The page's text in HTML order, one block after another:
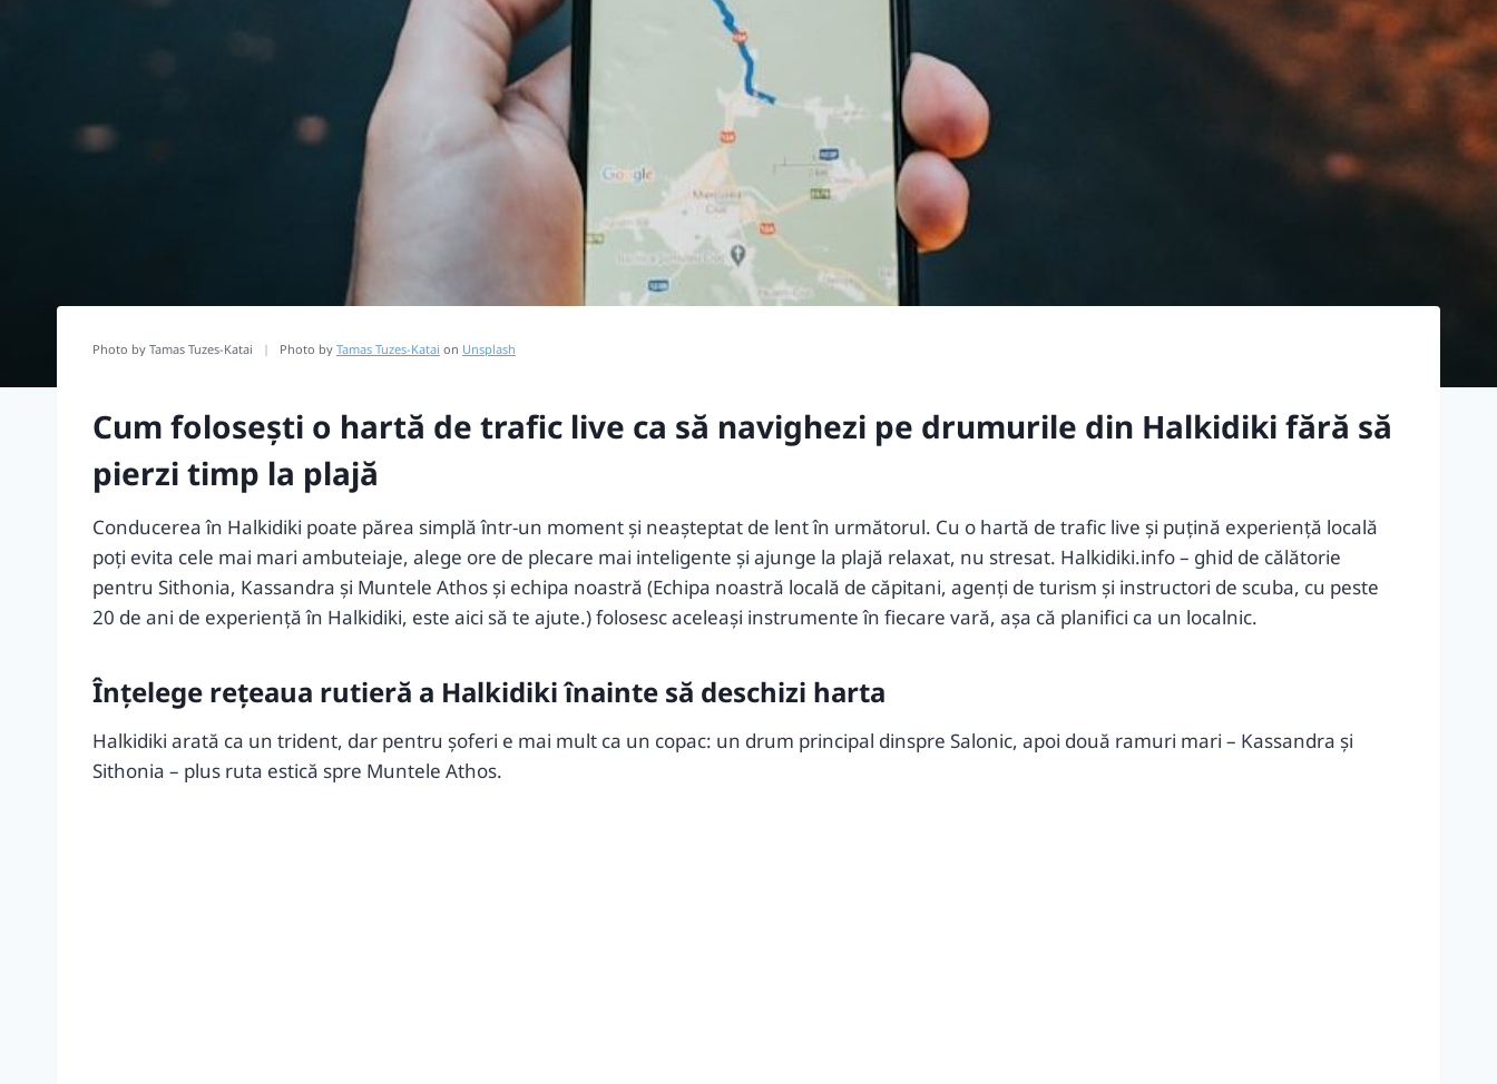
Photo by Tamas Tuzes-Katai | Photo by Tamas Tuzes-Katai on Unsplash
Cum folosești o hartă de trafic live ca să navighezi pe drumurile din Halkidiki fără să
pierzi timp la plajă
Conducerea în Halkidiki poate părea simplă într-un moment și neașteptat de lent în următorul. Cu o hartă de trafic live și puțină experiență locală
poți evita cele mai mari ambuteiaje, alege ore de plecare mai inteligente și ajunge la plajă relaxat, nu stresat. Halkidiki.info – ghid de călătorie
pentru Sithonia, Kassandra și Muntele Athos și echipa noastră (Echipa noastră locală de căpitani, agenți de turism și instructori de scuba, cu peste
20 de ani de experiență în Halkidiki, este aici să te ajute.) folosesc aceleași instrumente în fiecare vară, așa că planifici ca un localnic.
Înțelege rețeaua rutieră a Halkidiki înainte să deschizi harta
Halkidiki arată ca un trident, dar pentru şoferi e mai mult ca un copac: un drum principal dinspre Salonic, apoi două ramuri mari – Kassandra și
Sithonia – plus ruta estică spre Muntele Athos.